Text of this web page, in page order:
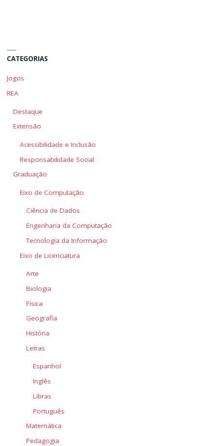
Classes"
CATEGORIAS
Jogos
REA
Destaque
Extensão
Acessibilidade e Inclusão
Responsabilidade Social
Graduação
Eixo de Computação
Ciência de Dados
Engenharia da Computação
Tecnologia da Informação
Eixo de Licenciatura
Arte
Biologia
Física
Geografia
História
Letras
Espanhol
Inglês
Libras
Português
Matemática
Pedagogia